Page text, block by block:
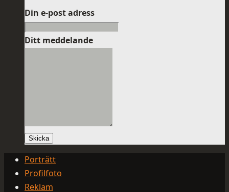
Din e-post adress
Ditt meddelande
Skicka
Porträtt
Profilfoto
Reklam